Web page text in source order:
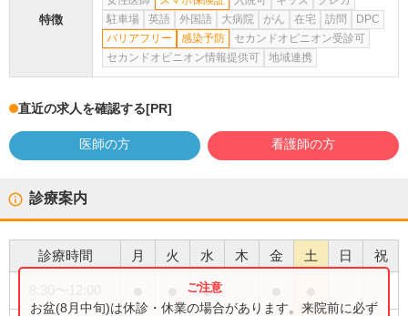
特徴
駐車場
英語 外国語 大病院 がん 在宅 訪問
DPC
バリアフリー
感染予防
セカンドオピニオン受診可
セカンドオピニオン情報提供可
地域連携
直近の求人を確認する[PR]
医師の方 看護師の方
診療案内
診療時間 月 火 水 木 金 土 日 祝
●
お盆(8月中旬)は休診・休業の場合があります。来院前に必ず